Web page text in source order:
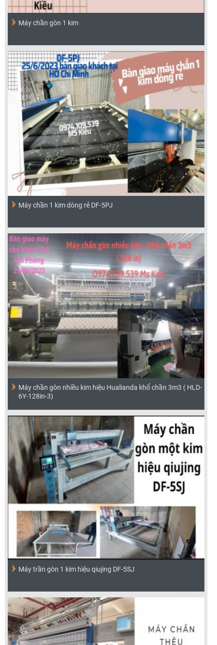
Máy chần gòn 1 kim
Máy chần 1 kim dòng rẻ DF-5PJ
Máy chần gòn nhiều kim hiệu Hualianda khổ chần 3m3 ( HLD-
6Y-128in-3)
Máy trần gòn 1 kim hiệu qiujing DF-5SJ